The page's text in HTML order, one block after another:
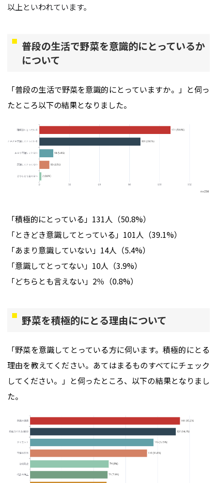
以上といわれています。
普段の生活で野菜を意識的にとっているか
について
「普段の生活で野菜を意識的にとっていますか。」と伺っ
たところ以下の結果となりました。
「積極的にとっている」131人（50.8%）
「ときどき意識してとっている」101人（39.1%）
「あまり意識していない」14人（5.4%）
「意識してとってない」10人（3.9%）
「どちらとも言えない」2％（0.8%）
野菜を積極的にとる理由について
「野菜を意識してとっている方に伺います。積極的にとる
理由を教えてください。あてはまるものすべてにチェック
してください。」と伺ったところ、以下の結果となりまし
た。